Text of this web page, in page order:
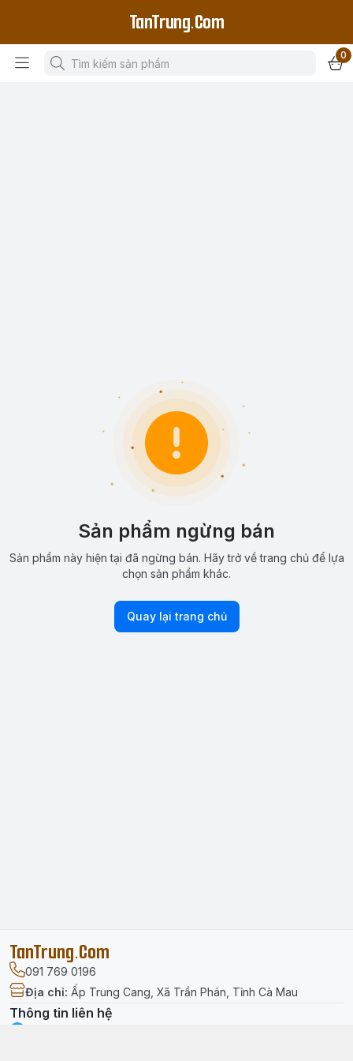
TanTrung.Com
0
Sản phẩm ngừng bán
Sản phẩm này hiện tại đã ngừng bán. Hãy trở về trang chủ để lựa
chọn sản phẩm khác.
Quay lại trang chủ
TanTrung.Com
091 769 0196
Địa chỉ: Ấp Trung Cang, Xã Trần Phán, Tỉnh Cà Mau
Thông tin liên hệ